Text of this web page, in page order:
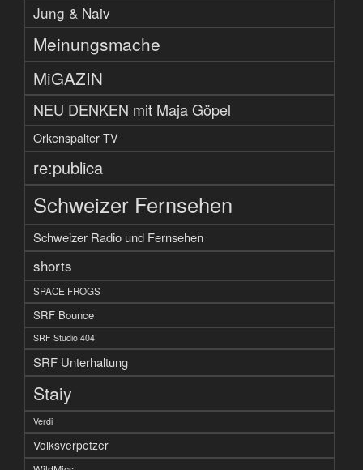
Jung & Naiv
Meinungsmache
MiGAZIN
NEU DENKEN mit Maja Göpel
Orkenspalter TV
re:publica
Schweizer Fernsehen
Schweizer Radio und Fernsehen
shorts
SPACE FROGS
SRF Bounce
SRF Studio 404
SRF Unterhaltung
Staiy
Verdi
Volksverpetzer